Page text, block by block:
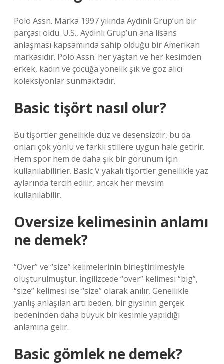
Polo Assn. Marka 1997 yılında Aydınlı Grup’un bir
parçası oldu. U.S., Aydınlı Grup’un ana lisans
anlaşması kapsamında sahip olduğu bir Amerikan
markasıdır. Polo Assn. her yaştan ve her kesimden
erkek, kadın ve çocuğa yönelik şık ve göz alıcı
koleksiyonlar sunmaktadır.
Basic tişört nasıl olur?
Bu tişörtler genellikle düz ve desensizdir, bu da
onları çok yönlü ve farklı stillere uygun hale getirir.
Hem spor hem de daha şık bir görünüm için
kullanılabilirler. Basic V yakalı tişörtler genellikle yaz
aylarında tercih edilir, ancak her mevsim
kullanılabilir.
Oversize kelimesinin anlamı
ne demek?
“Over” ve “size” kelimelerinin birleştirilmesiyle
oluşturulmuştur. İngilizcede “over” kelimesi “big”,
“size” kelimesi ise “size” olarak anılır. Genellikle
yanlış anlaşılan artı beden, bir giysinin gerçek
bedeninden daha büyük bir kesimle yapıldığı
anlamına gelir.
Basic gömlek ne demek?